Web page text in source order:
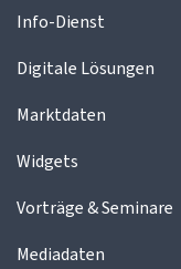
Info-Dienst
Digitale Lösungen
Marktdaten
Widgets
Vorträge & Seminare
Mediadaten